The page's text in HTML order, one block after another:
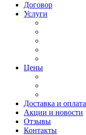
Договор
Услуги
Цены
Доставка и оплата
Акции и новости
Отзывы
Контакты